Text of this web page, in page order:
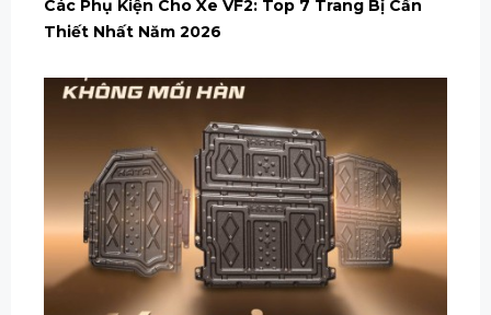
Các Phụ Kiện Cho Xe VF2: Top 7 Trang Bị Cần
Thiết Nhất Năm 2026